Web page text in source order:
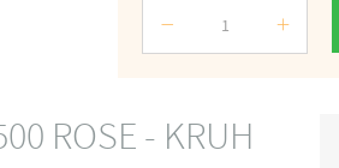
ROSE - KRUH